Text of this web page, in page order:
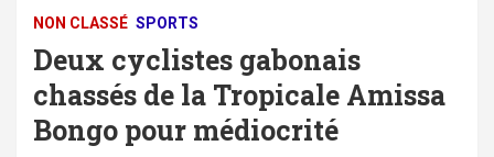
NON CLASSÉ SPORTS
Deux cyclistes gabonais
chassés de la Tropicale Amissa
Bongo pour médiocrité